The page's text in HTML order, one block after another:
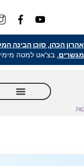
אהרון הכהן, סוכן הבינה
מגשרים, בצ'אט למטה